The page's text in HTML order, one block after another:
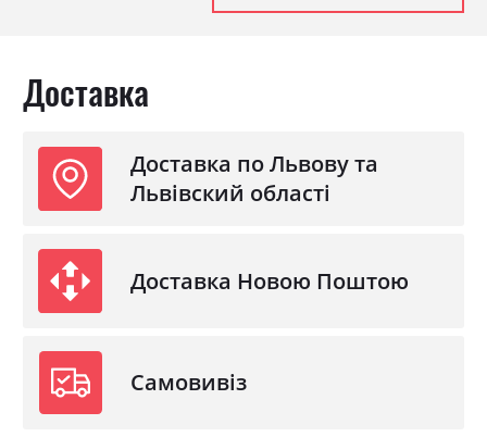
З матрацом
З підставкою під матрац
Доставка
Доставка по Львову та
Львівский області
Доставка Новою Поштою
Самовивіз